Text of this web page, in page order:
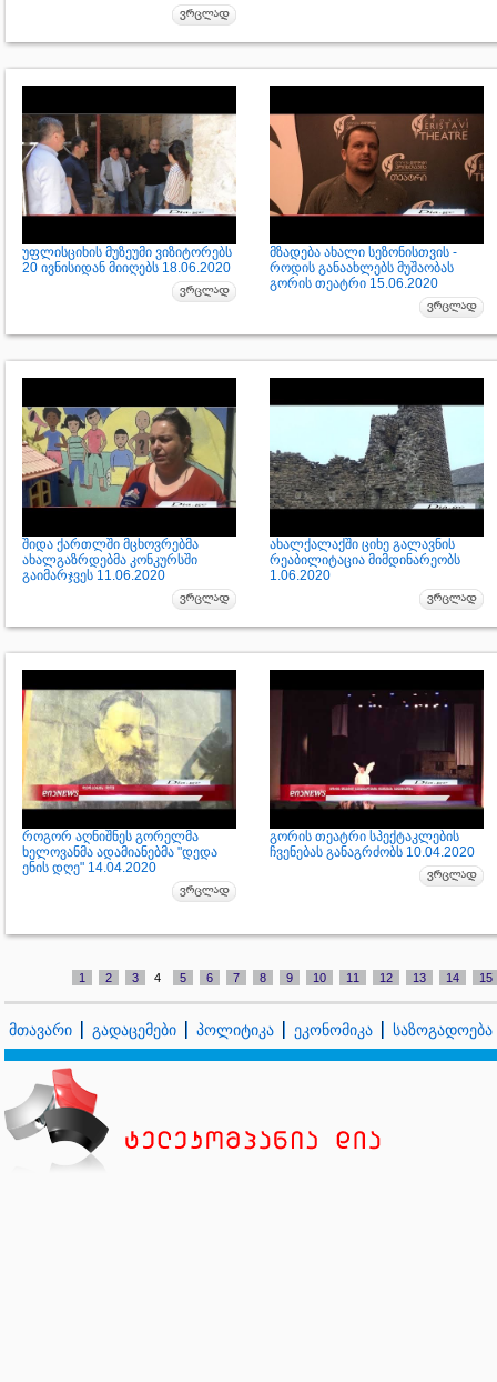
უფლისციხის მუზეუმი ვიზიტორებს
20 ივნისიდან მიიღებს 18.06.2020
მზადება ახალი სეზონისთვის -
როდის განაახლებს მუშაობას
გორის თეატრი 15.06.2020
შიდა ქართლში მცხოვრებმა
ახალგაზრდებმა კონკურსში
გაიმარჯვეს 11.06.2020
ახალქალაქში ციხე გალავნის
რეაბილიტაცია მიმდინარეობს
1.06.2020
როგორ აღნიშნეს გორელმა
ხელოვანმა ადამიანებმა "დედა
ენის დღე" 14.04.2020
გორის თეატრი სპექტაკლების
ჩვენებას განაგრძობს 10.04.2020
1 2 3 4 5 6 7 8 9 10 11 12 13 14 15
მთავარი გადაცემები პოლიტიკა ეკონომიკა საზოგადოება